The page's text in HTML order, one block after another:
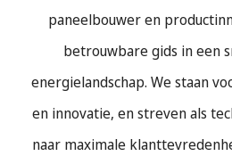
paneelbouwer en
betrouwbare gids in een
energielandschap. We staan
en innovatie, en streven als
naar maximale